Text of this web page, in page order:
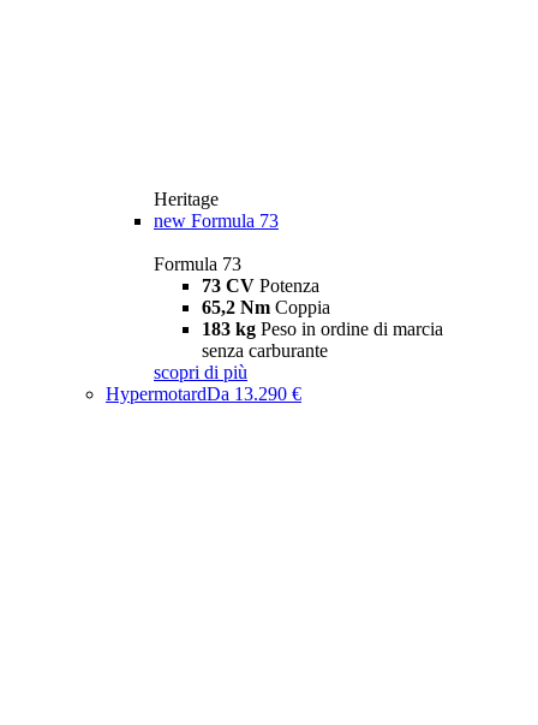
Heritage
new Formula 73
Formula 73
73 CV Potenza
65,2 Nm Coppia
183 kg Peso in ordine di marcia
senza carburante
scopri di più
HypermotardDa 13.290 €